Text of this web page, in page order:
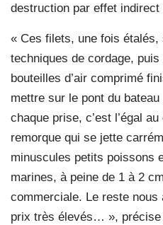
destruction par effet indirect
« Ces filets, une fois étalés,
techniques de cordage,
bouteilles d’air comprimé
mettre sur le pont du
chaque prise, c’est l’égal
remorque qui se jette
minuscules petits poissons
marines, à peine de 1 à 2
commerciale. Le reste
prix très élevés… », précise